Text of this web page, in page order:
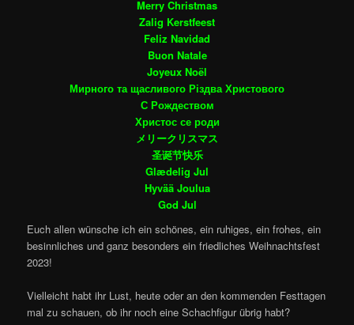
Merry Christmas
Zalig Kerstfeest
Feliz Navidad
Buon Natale
Joyeux Noël
Мирного та щасливого Різдва Христового
С Рождеством
Христос се роди
メリークリスマス
圣诞节快乐
Glædelig Jul
Hyvää Joulua
God Jul
Euch allen wünsche ich ein schönes, ein ruhiges, ein frohes, ein
besinnliches und ganz besonders ein friedliches Weihnachtsfest
2023!
Vielleicht habt ihr Lust, heute oder an den kommenden Festtagen
mal zu schauen, ob ihr noch eine Schachfigur übrig habt?